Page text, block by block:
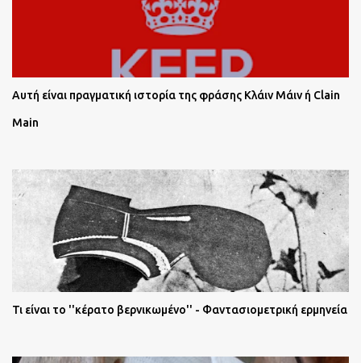
Αυτή είναι πραγματική ιστορία της φράσης Κλάιν Μάιν ή Clain
Main
Τι είναι το ''κέρατο βερνικωμένο'' - Φαντασιομετρική ερμηνεία